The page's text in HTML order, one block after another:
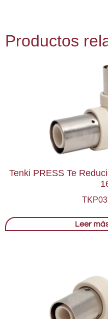
Productos
Tenki PRESS Te
Leer